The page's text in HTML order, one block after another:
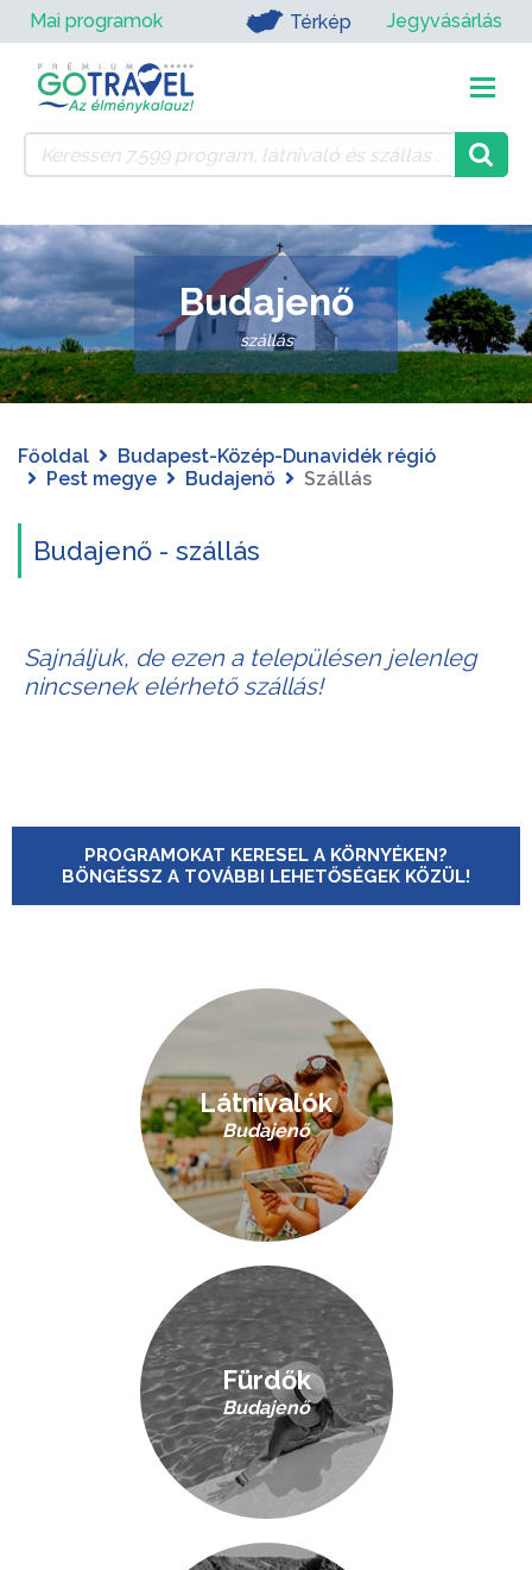
Mai programok Térkép Jegyvásárlás
Budajenő
szállás
Főoldal
Budapest-Közép-Dunavidék régió
Pest megye
Budajenő Szállás
Budajenő - szállás
Sajnáljuk, de ezen a településen jelenleg
nincsenek elérhető szállás!
PROGRAMOKAT KERESEL A KÖRNYÉKEN?
BÖNGÉSSZ A TOVÁBBI LEHETŐSÉGEK KÖZÜL!
Látnivalók
Budajenő
Fürdők
Budajenő